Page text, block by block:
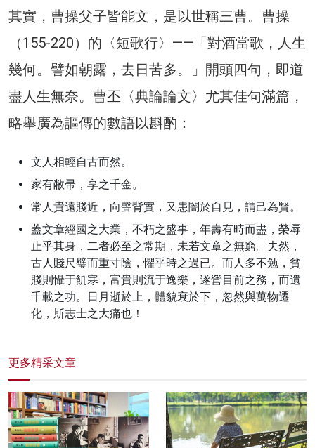
其實，曹操父子皆能文，是以世稱三曹。曹操
（155-220）的〈短歌行〉——「對酒當歌，人生
幾何。譬如朝露，去日苦多。」開頭四句，即道
盡人生無奈。曹丕〈典論論文〉尤其佳句滿篇，
略舉廣為謳傳的數語以斟酌：
文人相輕自古而然。
家有敝帚，享之千金。
常人貴遠賤近，向聲背實，又患闇於自見，謂己為賢。
蓋文章經國之大業，不朽之盛事，年壽有時而盡，榮辱
止乎其身，二者必至之常期，未若文章之無窮。夫然，
古人賤尺璧而重寸陰，懼乎時之過已。而人多不勉，貧
賤則懾于飢寒，富貴則流于逸樂，遂營目前之務，而遺
千載之功。日月逝於上，體貌衰於下，忽然與萬物遷
化，斯志士之大痛也！
更多精采文章